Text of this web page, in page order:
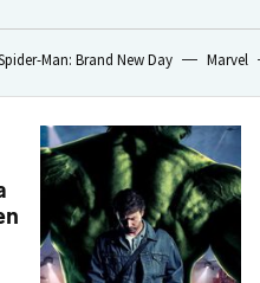
Man: Brand New Day Marvel